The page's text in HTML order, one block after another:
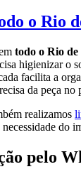
o Rio
todo o Rio
higienizar o
facilita a
da peça no
realizamos
do
pelo